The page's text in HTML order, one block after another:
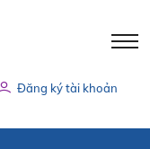
Đăng ký tài khoản